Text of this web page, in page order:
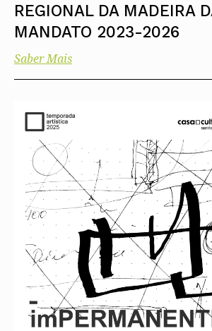
REGIONAL DA MADEIRA
MANDATO 2023-2026
Saber Mais